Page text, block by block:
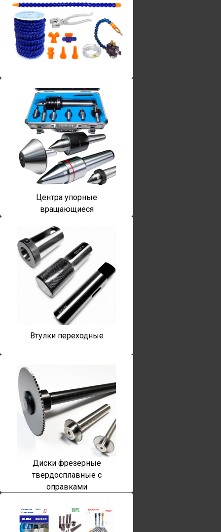
Винты torx
Центра упорные
вращающиеся
Втулки переходные
Диски фрезерные
твердосплавные с
оправками